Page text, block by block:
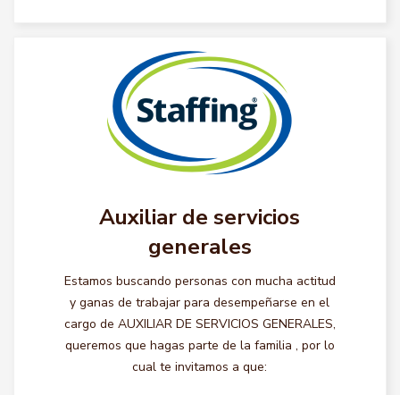
Auxiliar de servicios
generales
Estamos buscando personas con mucha actitud
y ganas de trabajar para desempeñarse en el
cargo de AUXILIAR DE SERVICIOS GENERALES,
queremos que hagas parte de la familia , por lo
cual te invitamos a que: